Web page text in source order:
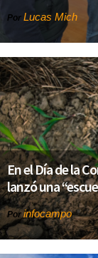
Por Lucas Mich
En el Día de la
lanzó una
Por infocampo